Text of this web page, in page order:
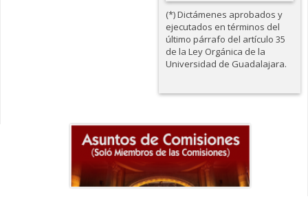
(*) Dictámenes aprobados y
ejecutados en términos del
último párrafo del artículo 35
de la Ley Orgánica de la
Universidad de Guadalajara.